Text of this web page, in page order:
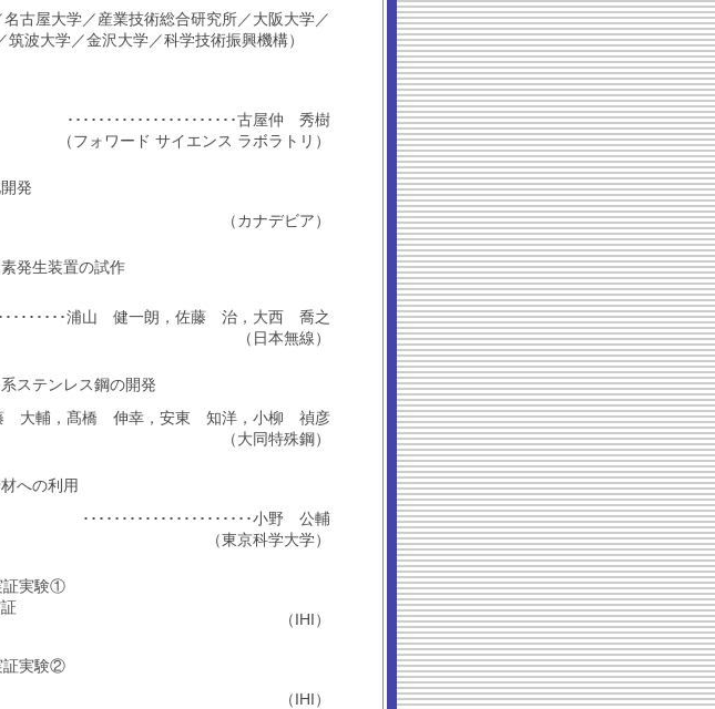
名古屋大学／産業技術総合研究所／大阪大学／
筑波大学／金沢大学／科学技術振興機構）
･･････････････････････古屋仲 秀樹
（フォワード サイエンス ラボラトリ）
発
（カナデビア）
発生装置の試作
･････････浦山 健一朗，佐藤 治，大西 喬之
（日本無線）
ステンレス鋼の開発
藤 大輔，髙橋 伸幸，安東 知洋，小柳 禎彦
（大同特殊鋼）
への利用
･･････････････････････小野 公輔
（東京科学大学）
証実験①
（IHI）
証実験②
（IHI）